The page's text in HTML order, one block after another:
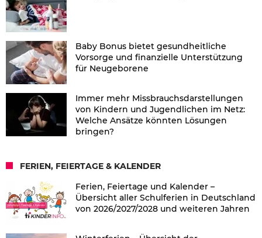
Baby Bonus bietet gesundheitliche
Vorsorge und finanzielle Unterstützung
für Neugeborene
Immer mehr Missbrauchsdarstellungen
von Kindern und Jugendlichen im Netz:
Welche Ansätze könnten Lösungen
bringen?
FERIEN, FEIERTAGE & KALENDER
Ferien, Feiertage und Kalender –
Übersicht aller Schulferien in Deutschland
von 2026/2027/2028 und weiteren Jahren